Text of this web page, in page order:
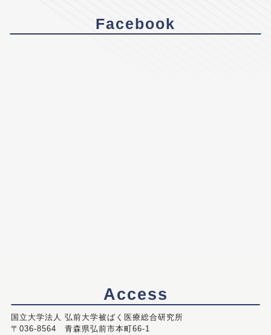
Facebook
Access
国立大学法人 弘前大学被ばく医療総合研究所
〒036-8564 青森県弘前市本町66-1